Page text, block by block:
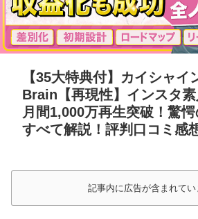
【35大特典付】カイシャイ
Brain【再現性】インスタ
月間1,000万再生突破！驚
すべて解説！評判口コミ感
記事内に広告が含まれてい